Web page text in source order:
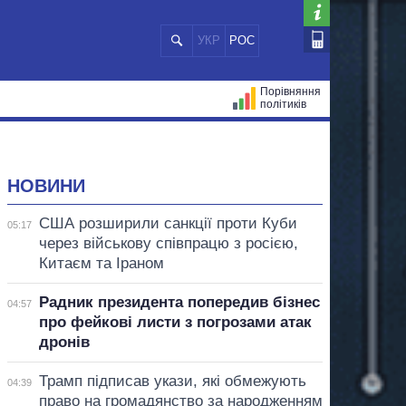
УКР РОС
Порівняння
політиків
НОВИНИ
05:17
США розширили санкції проти Куби
через військову співпрацю з росією,
Китаєм та Іраном
04:57
Радник президента попередив бізнес
про фейкові листи з погрозами атак
дронів
04:39
Трамп підписав укази, які обмежують
право на громадянство за народженням